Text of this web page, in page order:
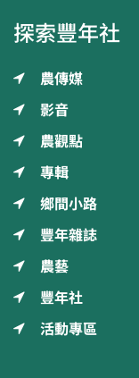
探索豐年社
農傳媒
影音
農觀點
專輯
鄉間小路
豐年雜誌
農藝
豐年社
活動專區